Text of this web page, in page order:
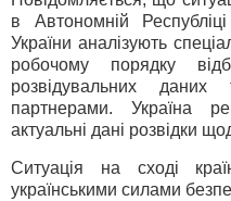
в Автономній
України аналізують
робочому порядку
розвідувальних
партнерами. Україна
актуальні дані розвідки
Ситуація на сході
українськими силами